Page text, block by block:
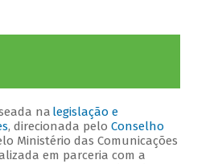
na legislação e
, direcionada pelo Conselho
Ministério das Comunicações
em parceria com a